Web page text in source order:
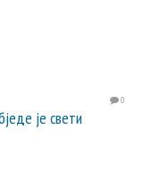
0
је свети